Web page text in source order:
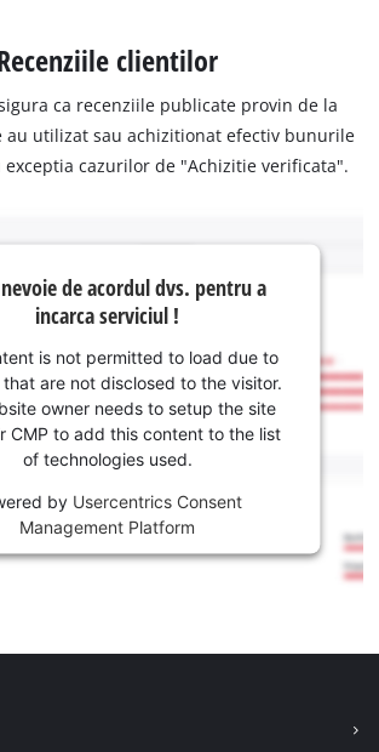
clientilor
ca recenziile publicate provin de la
au utilizat sau achizitionat efectiv bunurile
exceptia cazurilor de "Achizitie verificata".
de acordul dvs. pentru a
incarca serviciul !
is not permitted to load due to
are not disclosed to the visitor.
owner needs to setup the site
CMP to add this content to the list
of technologies used.
by Usercentrics Consent
Management Platform